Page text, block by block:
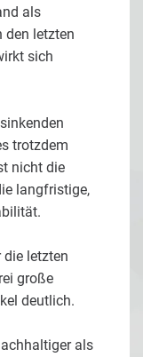
als
den letzten
sich
trotzdem
nicht die
langfristige,
die letzten
große
deutlich.
als